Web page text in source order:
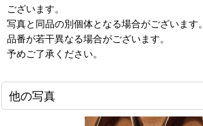
ございます。
写真と同品の別個体となる場合がございます。
品番が若干異なる場合がございます。
予めご了承ください。
他の写真